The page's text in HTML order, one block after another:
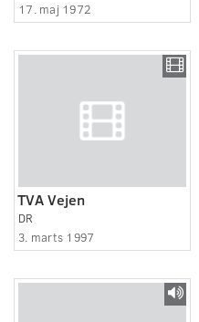
17. maj 1972
TVA Vejen
DR
3. marts 1997